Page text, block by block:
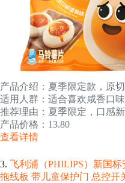
产品介绍：夏季限定款，原
适用人群：适合喜欢咸香口味
推荐理由：夏季限定，口感新
产品价格：13.80
查看详情
3. 飞利浦（PHILIPS）新国
拖线板 带儿童保护门 总控开